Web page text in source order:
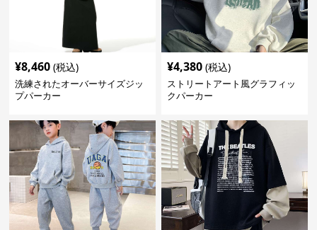
¥8,460 (税込)
洗練されたオーバーサイズジッ
プパーカー
¥4,380 (税込)
ストリートアート風グラフィッ
クパーカー